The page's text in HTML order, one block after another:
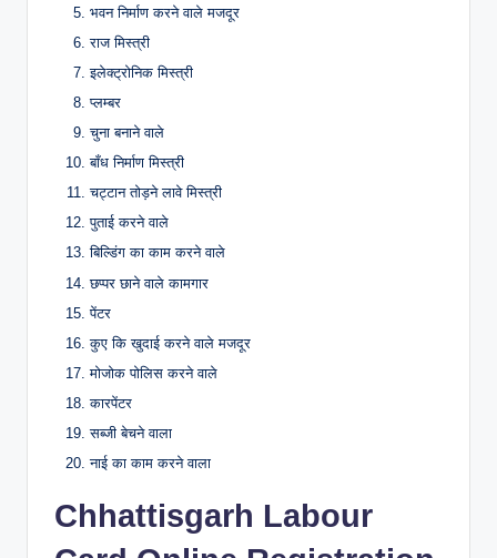
भवन निर्माण करने वाले मजदूर
राज मिस्त्री
इलेक्ट्रोनिक मिस्त्री
प्लम्बर
चुना बनाने वाले
बाँध निर्माण मिस्त्री
चट्टान तोड़ने लावे मिस्त्री
पुताई करने वाले
बिल्डिंग का काम करने वाले
छप्पर छाने वाले कामगार
पेंटर
कुए कि खुदाई करने वाले मजदूर
मोजोक पोलिस करने वाले
कारपेंटर
सब्जी बेचने वाला
नाई का काम करने वाला
Chhattisgarh Labour